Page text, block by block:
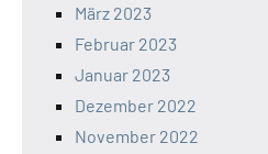
März 2023
Februar 2023
Januar 2023
Dezember 2022
November 2022